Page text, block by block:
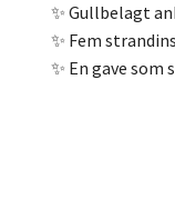
✨ Gullbelagt
✨ Fem
✨ En gave